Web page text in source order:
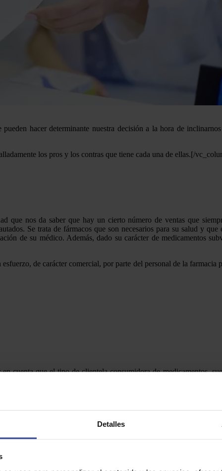
Detalles
hacer determinante nuestra decisión a la hora de
los pros y los contras que tiene cada una de ellas.[/
nos da saber que hay un cierto número de ventas que
Se trata de fármacos que son necesarios para su salud y
de su médico. Además, dado su carácter de medicamentos
de carácter comercial, por parte del personal de la
en cuenta que el tipo de clientela consumidora de medicamentos,
Además, estas ventas se verán afectadas por los descuentos